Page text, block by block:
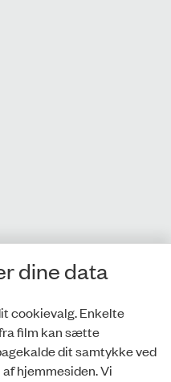
dine data
cookievalg. Enkelte
film kan sætte
dit samtykke ved
hjemmesiden. Vi